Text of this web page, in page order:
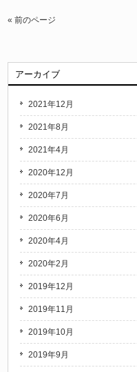
« 前のページ
アーカイブ
2021年12月
2021年8月
2021年4月
2020年12月
2020年7月
2020年6月
2020年4月
2020年2月
2019年12月
2019年11月
2019年10月
2019年9月